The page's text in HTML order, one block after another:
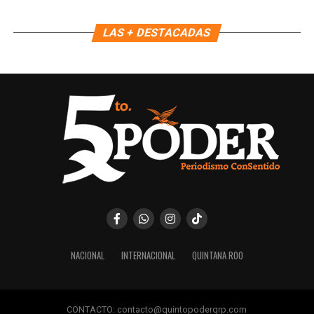
Quinto Podery recibe las noticias más
importantes de Quintana Roo directamente
Unirme al canal de WhatsApp
LAS + DESTACADAS
NACIONAL INTERNACIONAL QUINTANA ROO
CONTACTO: contacto@quintopoderqrp.com